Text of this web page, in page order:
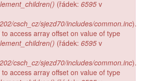
(řádek: 6595 v
csch_cz/sjezd70/includes/common.inc).
to access array offset on value of type
(řádek: 6595 v
csch_cz/sjezd70/includes/common.inc).
to access array offset on value of type